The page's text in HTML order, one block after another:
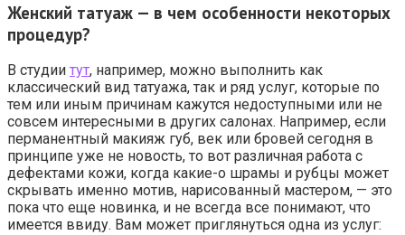
Женский татуаж — в чем особенности некоторых
процедур?
В студии тут, например, можно выполнить как
классический вид татуажа, так и ряд услуг, которые по
тем или иным причинам кажутся недоступными или не
совсем интересными в других салонах. Например, если
перманентный макияж губ, век или бровей сегодня в
принципе уже не новость, то вот различная работа с
дефектами кожи, когда какие-о шрамы и рубцы может
скрывать именно мотив, нарисованный мастером, — это
пока что еще новинка, и не всегда все понимают, что
имеется ввиду. Вам может приглянуться одна из услуг: